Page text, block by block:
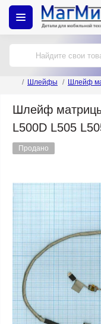
Шлейфы Шлейф
Шлейф
L500D L505
Продано